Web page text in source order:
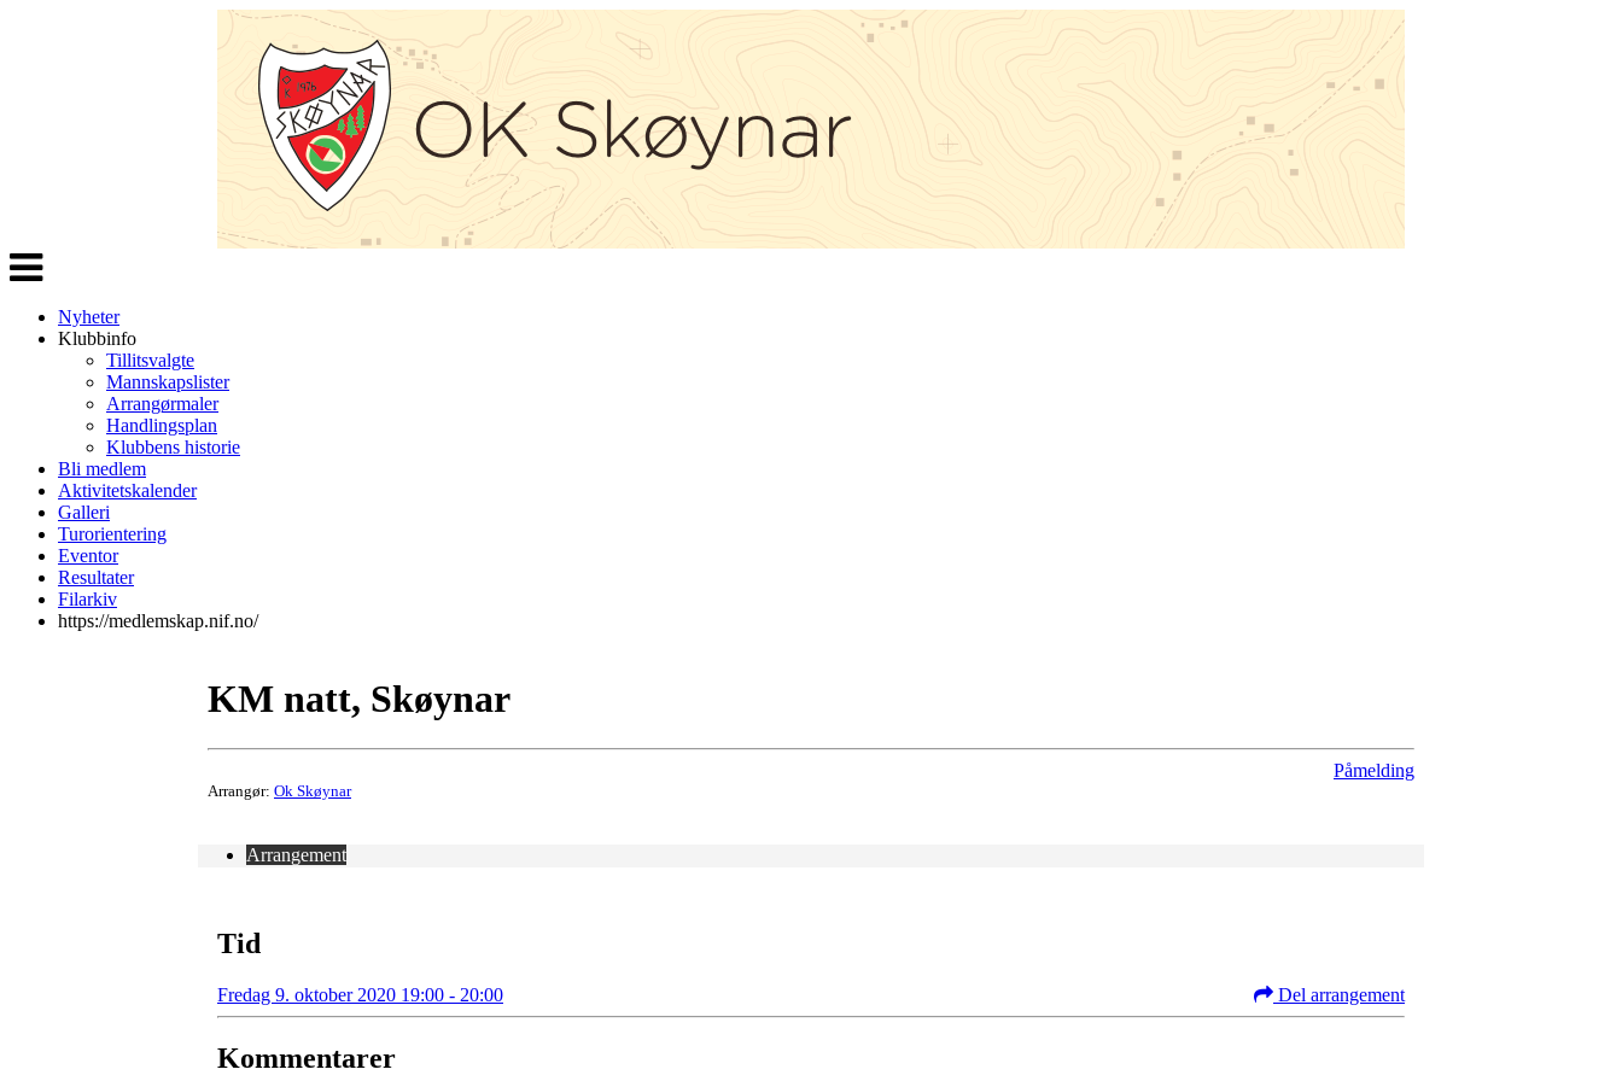
Veksle
navigasjon
Nyheter
Klubbinfo
Tillitsvalgte
Mannskapslister
Arrangørmaler
Handlingsplan
Klubbens historie
Bli medlem
Aktivitetskalender
Galleri
Turorientering
Eventor
Resultater
Filarkiv
https://medlemskap.nif.no/
KM natt, Skøynar
Arrangør: Ok Skøynar
Påmelding
Arrangement
Tid
Fredag 9. oktober 2020 19:00 - 20:00 Del arrangement
Kommentarer